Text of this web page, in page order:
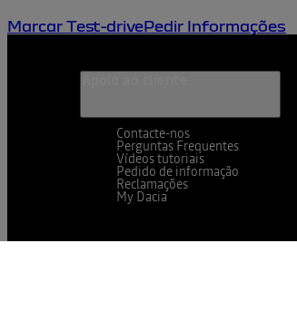
Marcar Test-drivePedir Informações
Contacte-nos
Perguntas Frequentes
Vídeos tutoriais
Pedido de informação
Reclamações
My Dacia